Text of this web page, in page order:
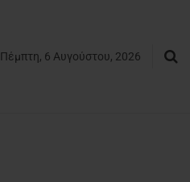
Πέμπτη, 6 Αυγούστου, 2026